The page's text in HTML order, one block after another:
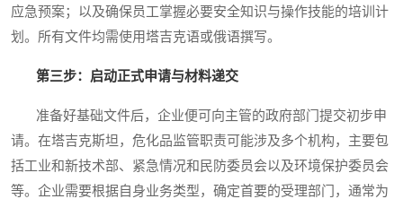
应急预案；以及确保员工掌握必要安全知识与操作技能的培训计
划。所有文件均需使用塔吉克语或俄语撰写。
第三步：启动正式申请与材料递交
准备好基础文件后，企业便可向主管的政府部门提交初步申
请。在塔吉克斯坦，危化品监管职责可能涉及多个机构，主要包
括工业和新技术部、紧急情况和民防委员会以及环境保护委员会
等。企业需要根据自身业务类型，确定首要的受理部门，通常为